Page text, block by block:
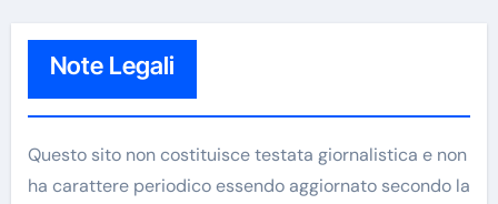
Note Legali
Questo sito non costituisce testata giornalistica e non
ha carattere periodico essendo aggiornato secondo la